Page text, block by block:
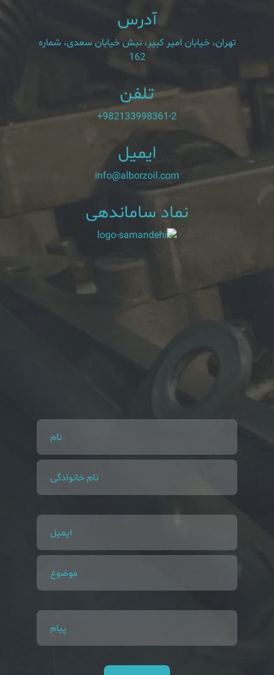
آدرس
تهران، خیابان امیر کبیر، نبش خیابان سعدی، شماره
162
تلفن
+982133998361-2
ایمیل
info@alborzoil.com
نماد ساماندهی
نام
نام خانوادگی
ایمیل
موضوع
پیام